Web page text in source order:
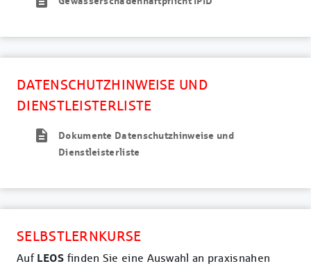
DATENSCHUTZHINWEISE UND
DIENSTLEISTERLISTE
description
Dokumente Datenschutzhinweise und
Dienstleisterliste
SELBSTLERNKURSE
Auf LEOS finden Sie eine Auswahl an praxisnahen